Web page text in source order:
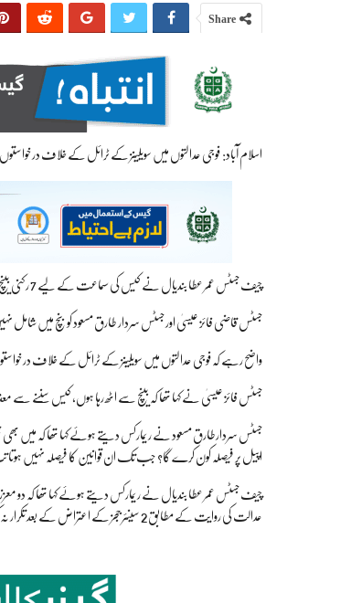
Share
اسلام آباد: فوجی عدالتوں میں سویلینز کے ٹرائل کے خلاف درخواستوں پر سماعت کرنے والے 9 رکنی بنچ
چیف جسٹس عمر عطا بندیال نے کیس کی سماعت کے لیے 7 رکنی بینچ تشکیل دے دیا، اعتراض کرنے والے دونوں جج سات رکنی ججز بینچ میں شامل نہیں ہیں۔
جسٹس قاضی فائز عیسیٰ اور جسٹس سردار طارق مسعود کو بنچ میں شامل نہیں کیا
واضح رہے کہ فوجی عدالتوں میں سویلینز کے ٹرائل کے خلاف
جسٹس فائز عیسیٰ نے کہا تھا کہ بینچ سے اٹھ رہا ہوں، کیس سننے سے
اپیل پر فیصلہ کون کرے گا؟ جب تک ان قوانین کا فیصلہ نہیں ہوتا
چیف جسٹس عمر عطا بندیال نے ریمارکس دیتے ہوئے کہا تھا کہ دو
عدالت کی روایت کے مطابق 2 سینئرججز کے اعتراض کے بعد تکرار نہ کریں،ہم نے بھی یہ بینچ اپنے آئین کے تحت قسم کے مطابق بنایا۔